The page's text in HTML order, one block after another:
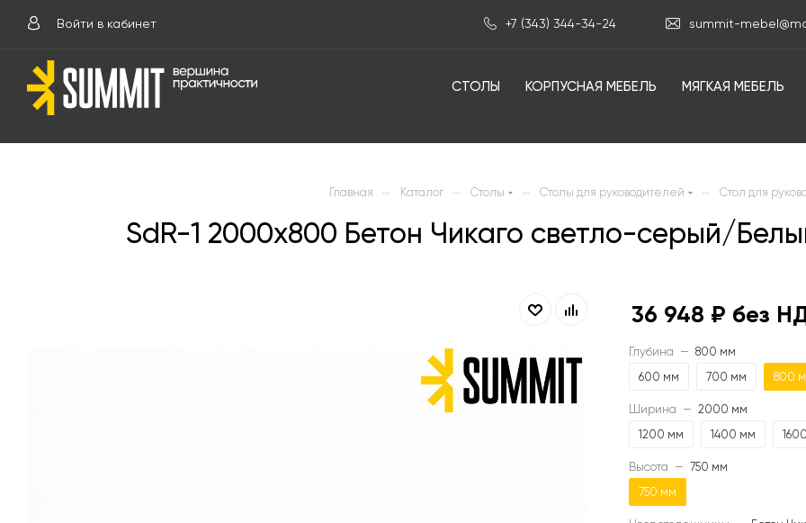
Войти в кабинет +7 (343) 344-34-24 summit-
СТОЛЫ КОРПУСНАЯ МЕБЕЛЬ МЯГКАЯ МЕБЕЛЬ
Главная — Каталог — Столы — Столы для руководителей — Стол для
SdR-1 2000х800 Бетон Чикаго светло-серый/
36 948 ₽ без
Глубина — 800 мм
600 мм
700 мм 800
Ширина — 2000 мм
1200 мм
1400 мм
Высота — 750 мм
750 мм